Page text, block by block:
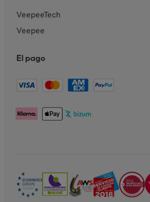
VeepeeTech
Veepee
El pago